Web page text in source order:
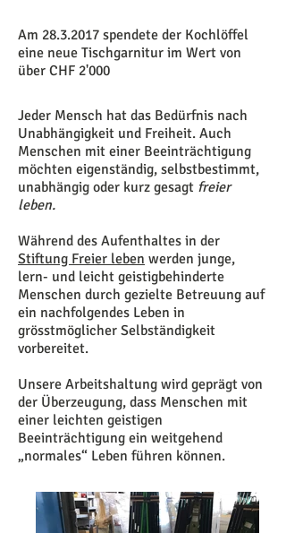
Am 28.3.2017 spendete der Kochlöffel
eine neue Tischgarnitur im Wert von
über CHF 2'000
Jeder Mensch hat das Bedürfnis nach
Unabhängigkeit und Freiheit. Auch
Menschen mit einer Beeinträchtigung
möchten eigenständig, selbstbestimmt,
unabhängig oder kurz gesagt freier
leben.
Während des Aufenthaltes in der
Stiftung Freier leben werden junge,
lern- und leicht geistigbehinderte
Menschen durch gezielte Betreuung auf
ein nachfolgendes Leben in
grösstmöglicher Selbständigkeit
vorbereitet.
Unsere Arbeitshaltung wird geprägt von
der Überzeugung, dass Menschen mit
einer leichten geistigen
Beeinträchtigung ein weitgehend
„normales“ Leben führen können.